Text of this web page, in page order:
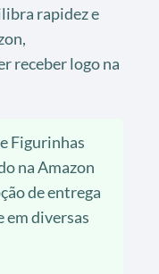
rapidez e
receber logo na
Figurinhas
na Amazon
de entrega
em diversas